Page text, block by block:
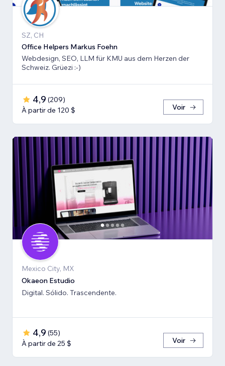
SZ, CH
Office Helpers Markus Foehn
Webdesign, SEO, LLM für KMU aus dem Herzen der
Schweiz. Grüezi :-)
4,9 (209)
À partir de 120 $
Voir
Mexico City, MX
Okaeon Estudio
Digital. Sólido. Trascendente.
4,9 (55)
À partir de 25 $
Voir